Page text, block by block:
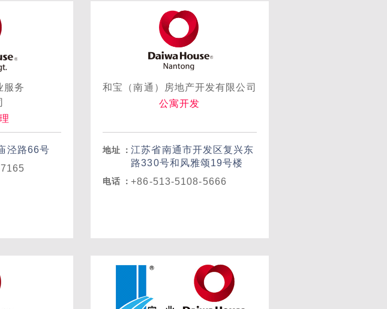
服务
泾路66号
和宝（南通）房地产开发有限公司
公寓开发
地址 ：江苏省南通市开发区复兴东
路330号和风雅颂19号楼
电话 ：+86-513-5108-5666